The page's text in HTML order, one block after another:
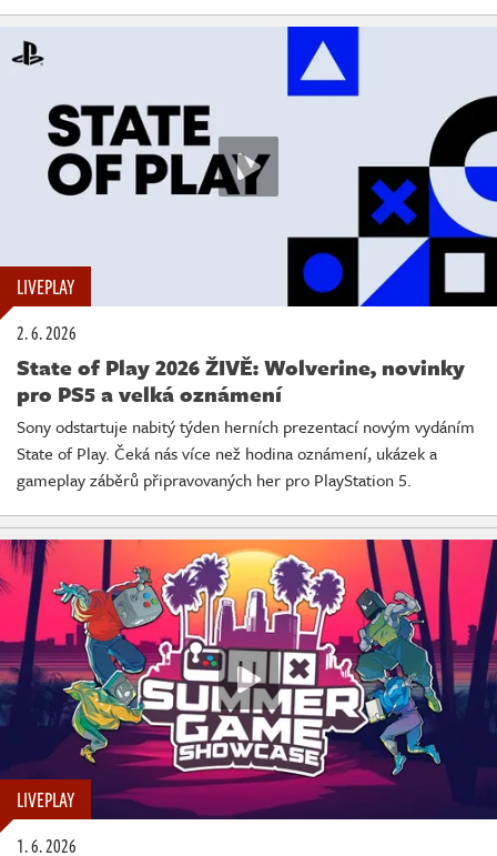
LIVEPLAY
2. 6. 2026
State of Play 2026 ŽIVĚ: Wolverine, novinky
pro PS5 a velká oznámení
Sony odstartuje nabitý týden herních prezentací novým vydáním
State of Play. Čeká nás více než hodina oznámení, ukázek a
gameplay záběrů připravovaných her pro PlayStation 5.
LIVEPLAY
1. 6. 2026